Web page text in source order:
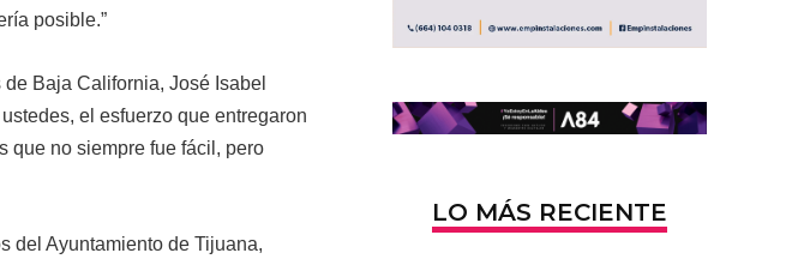
posible.”
Baja California, José Isabel
el esfuerzo que entregaron
que no siempre fue fácil, pero
del Ayuntamiento de Tijuana,
LO MÁS RECIENTE